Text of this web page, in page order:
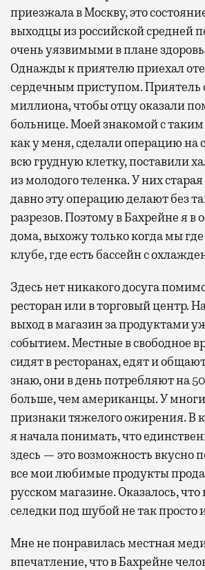
приезжала в Москву, это
выходцы из российской средней
очень уязвимыми в плане
Однажды к приятелю приехал
сердечным приступом. Приятель
миллиона, чтобы отцу оказали
больнице. Моей знакомой с
как у меня, сделали операцию на
всю грудную клетку, поставили
из молодого теленка. У них
давно эту операцию делают без
разрезов. Поэтому в Бахрейне я в
дома, выхожу только когда мы
клубе, где есть бассейн с
Здесь нет никакого досуга
ресторан или в торговый центр.
выход в магазин за продуктами
событием. Местные в свободное
сидят в ресторанах, едят и
знаю, они в день потребляют на
больше, чем американцы. У
признаки тяжелого ожирения. В
я начала понимать, что
здесь — это возможность вкусно
все мои любимые продукты
русском магазине. Оказалось,
селедки под шубой не так просто
Мне не понравилась местная
впечатление, что в Бахрейне